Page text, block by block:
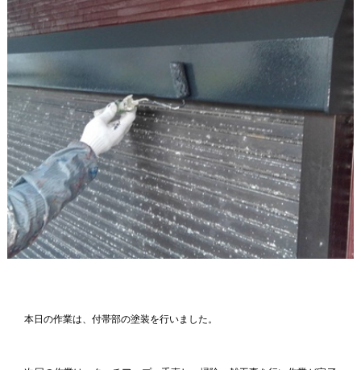
本日の作業は、付帯部の塗装を行いました。